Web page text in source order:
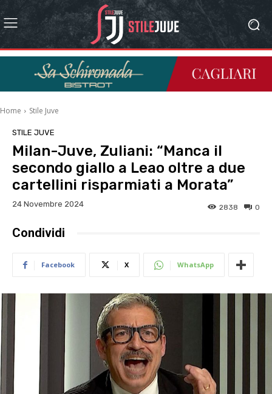
Home Stile Juve
STILE JUVE
Milan-Juve, Zuliani: “Manca il
secondo giallo a Leao oltre a due
cartellini risparmiati a Morata”
24 Novembre 2024 0
2838
Condividi
Facebook X WhatsApp